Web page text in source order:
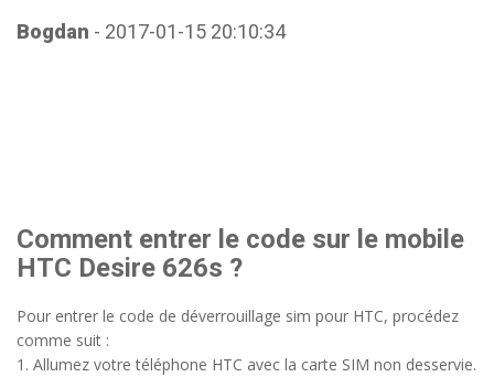
Bogdan - 2017-01-15 20:10:34
Comment entrer le code sur le mobile
HTC Desire 626s ?
Pour entrer le code de déverrouillage sim pour HTC, procédez
comme suit :
1. Allumez votre téléphone HTC avec la carte SIM non desservie.